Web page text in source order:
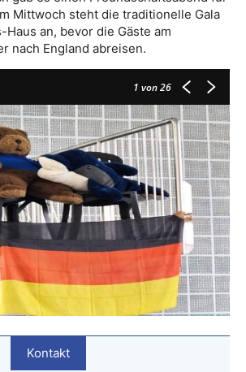
Mittwoch steht die traditionelle Gala
an, bevor die Gäste am
nach England abreisen.
1 von 26
Kontakt